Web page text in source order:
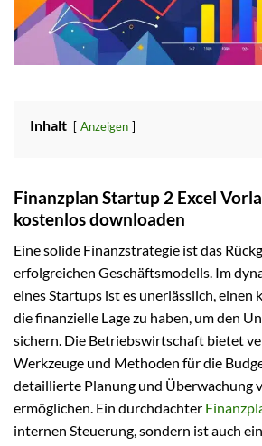
Inhalt Anzeigen
Finanzplan Startup 2 Excel
kostenlos downloaden
Eine solide Finanzstrategie ist das
erfolgreichen Geschäftsmodells. Im
eines Startups ist es unerlässlich, einen
die finanzielle Lage zu haben, um den
sichern. Die Betriebswirtschaft bietet
Werkzeuge und Methoden für die
detaillierte Planung und Überwachung
ermöglichen. Ein durchdachter
internen Steuerung, sondern ist auch